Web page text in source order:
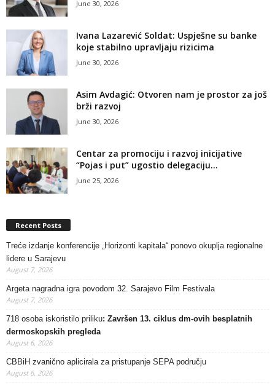
June 30, 2026
Ivana Lazarević Soldat: Uspješne su banke
koje stabilno upravljaju rizicima
June 30, 2026
Asim Avdagić: Otvoren nam je prostor za još
brži razvoj
June 30, 2026
Centar za promociju i razvoj inicijative
“Pojas i put” ugostio delegaciju...
June 25, 2026
Recent Posts
Treće izdanje konferencije „Horizonti kapitala“ ponovo okuplja regionalne
lidere u Sarajevu
August 7, 2026
Argeta nagradna igra povodom 32. Sarajevo Film Festivala
August 7, 2026
718 osoba iskoristilo priliku: Završen 13. ciklus dm-ovih besplatnih
dermoskopskih pregleda
August 6, 2026
CBBiH zvanično aplicirala za pristupanje SEPA području
August 6, 2026